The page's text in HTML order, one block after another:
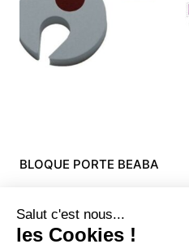
BLOQUE PORTE BEABA
Salut c'est nous...
les Cookies !